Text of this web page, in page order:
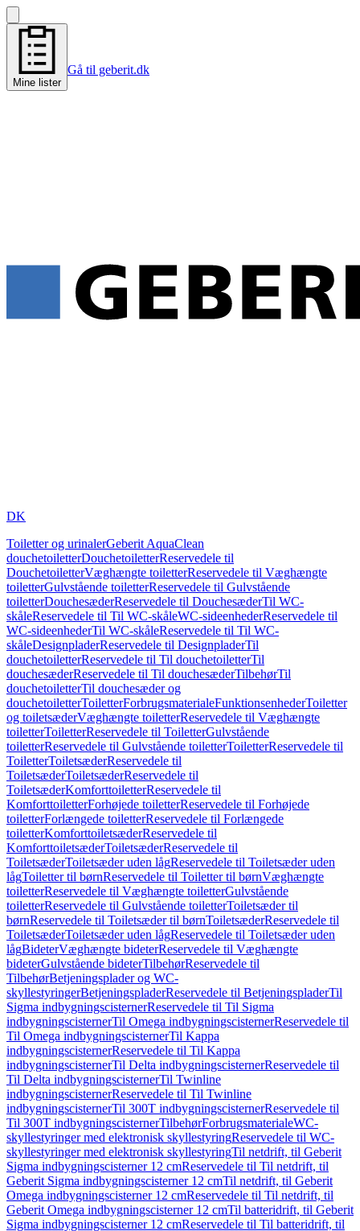
Mine lister
Gå til geberit.dk
DK
Toiletter og urinalerGeberit AquaClean
douchetoiletterDouchetoiletterReservedele til
DouchetoiletterVæghængte toiletterReservedele til Væghængte
toiletterGulvstående toiletterReservedele til Gulvstående
toiletterDouchesæderReservedele til DouchesæderTil WC-
skåleReservedele til Til WC-skåleWC-sideenhederReservedele til
WC-sideenhederTil WC-skåleReservedele til Til WC-
skåleDesignpladerReservedele til DesignpladerTil
douchetoiletterReservedele til Til douchetoiletterTil
douchesæderReservedele til Til douchesæderTilbehørTil
douchetoiletterTil douchesæder og
douchetoiletterToiletterForbrugsmaterialeFunktionsenhederToiletter
og toiletsæderVæghængte toiletterReservedele til Væghængte
toiletterToiletterReservedele til ToiletterGulvstående
toiletterReservedele til Gulvstående toiletterToiletterReservedele til
ToiletterToiletsæderReservedele til
ToiletsæderToiletsæderReservedele til
ToiletsæderKomforttoiletterReservedele til
KomforttoiletterForhøjede toiletterReservedele til Forhøjede
toiletterForlængede toiletterReservedele til Forlængede
toiletterKomforttoiletsæderReservedele til
KomforttoiletsæderToiletsæderReservedele til
ToiletsæderToiletsæder uden lågReservedele til Toiletsæder uden
lågToiletter til børnReservedele til Toiletter til børnVæghængte
toiletterReservedele til Væghængte toiletterGulvstående
toiletterReservedele til Gulvstående toiletterToiletsæder til
børnReservedele til Toiletsæder til børnToiletsæderReservedele til
ToiletsæderToiletsæder uden lågReservedele til Toiletsæder uden
lågBideterVæghængte bideterReservedele til Væghængte
bideterGulvstående bideterTilbehørReservedele til
TilbehørBetjeningsplader og WC-
skyllestyringerBetjeningspladerReservedele til BetjeningspladerTil
Sigma indbygningscisternerReservedele til Til Sigma
indbygningscisternerTil Omega indbygningscisternerReservedele til
Til Omega indbygningscisternerTil Kappa
indbygningscisternerReservedele til Til Kappa
indbygningscisternerTil Delta indbygningscisternerReservedele til
Til Delta indbygningscisternerTil Twinline
indbygningscisternerReservedele til Til Twinline
indbygningscisternerTil 300T indbygningscisternerReservedele til
Til 300T indbygningscisternerTilbehørForbrugsmaterialeWC-
skyllestyringer med elektronisk skyllestyringReservedele til WC-
skyllestyringer med elektronisk skyllestyringTil netdrift, til Geberit
Sigma indbygningscisterner 12 cmReservedele til Til netdrift, til
Geberit Sigma indbygningscisterner 12 cmTil netdrift, til Geberit
Omega indbygningscisterner 12 cmReservedele til Til netdrift, til
Geberit Omega indbygningscisterner 12 cmTil batteridrift, til Geberit
Sigma indbygningscisterner 12 cmReservedele til Til batteridrift, til